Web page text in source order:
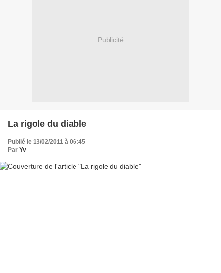
Publicité
La rigole du diable
Publié le 13/02/2011 à 06:45
Par Yv